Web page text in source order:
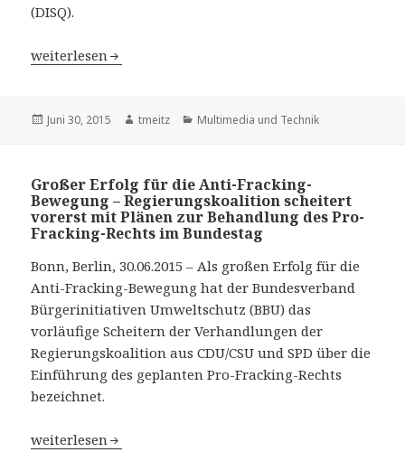
(DISQ).
Servicestudie Smartphone-Hersteller 2015: Deutliche
weiterlesen
Veröffentlicht
Juni 30, 2015 Autor
tmeitz Kategorien
Multimedia und Technik
Großer Erfolg für die Anti-Fracking-
Bewegung – Regierungskoalition scheitert
vorerst mit Plänen zur Behandlung des Pro-
Fracking-Rechts im Bundestag
Bonn, Berlin, 30.06.2015 – Als großen Erfolg für die
Anti-Fracking-Bewegung hat der Bundesverband
Bürgerinitiativen Umweltschutz (BBU) das
vorläufige Scheitern der Verhandlungen der
Regierungskoalition aus CDU/CSU und SPD über die
Einführung des geplanten Pro-Fracking-Rechts
bezeichnet.
Großer Erfolg für die Anti-Fracking-Bewegung –
weiterlesen